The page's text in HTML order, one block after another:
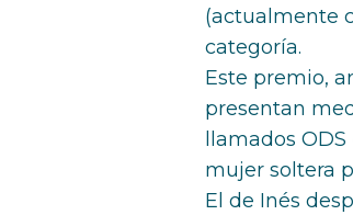
(actualmente
categoría.
Este premio,
presentan
llamados
mujer soltera
El de Inés